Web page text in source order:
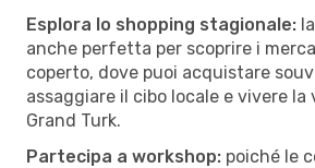
Esplora lo shopping stagionale:
anche perfetta per scoprire i
coperto, dove puoi acquistare
assaggiare il cibo locale e vivere
Grand Turk.
Partecipa a workshop: poiché le